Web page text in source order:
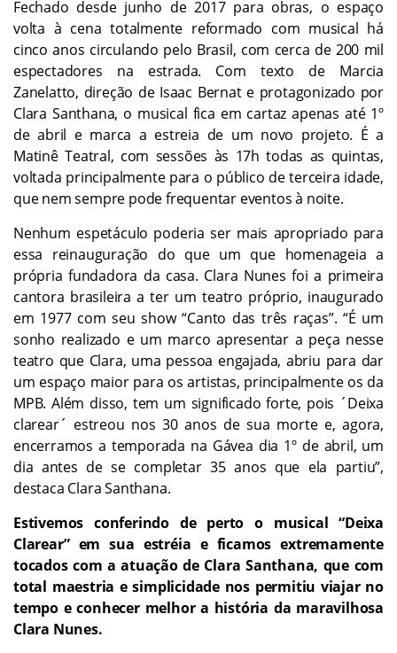
Fechado desde junho de 2017 para obras, o espaço
volta à cena totalmente reformado com musical há
cinco anos circulando pelo Brasil, com cerca de 200 mil
espectadores na estrada. Com texto de Marcia
Zanelatto, direção de Isaac Bernat e protagonizado por
Clara Santhana, o musical fica em cartaz apenas até 1º
de abril e marca a estreia de um novo projeto. É a
Matinê Teatral, com sessões às 17h todas as quintas,
voltada principalmente para o público de terceira idade,
que nem sempre pode frequentar eventos à noite.
Nenhum espetáculo poderia ser mais apropriado para
essa reinauguração do que um que homenageia a
própria fundadora da casa. Clara Nunes foi a primeira
cantora brasileira a ter um teatro próprio, inaugurado
em 1977 com seu show “Canto das três raças”. “É um
sonho realizado e um marco apresentar a peça nesse
teatro que Clara, uma pessoa engajada, abriu para dar
um espaço maior para os artistas, principalmente os da
MPB. Além disso, tem um significado forte, pois ´Deixa
clarear´ estreou nos 30 anos de sua morte e, agora,
encerramos a temporada na Gávea dia 1º de abril, um
dia antes de se completar 35 anos que ela partiu”,
destaca Clara Santhana.
Estivemos conferindo de perto o musical “Deixa
Clarear” em sua estréia e ficamos extremamente
tocados com a atuação de Clara Santhana, que com
total maestria e simplicidade nos permitiu viajar no
tempo e conhecer melhor a história da maravilhosa
Clara Nunes.